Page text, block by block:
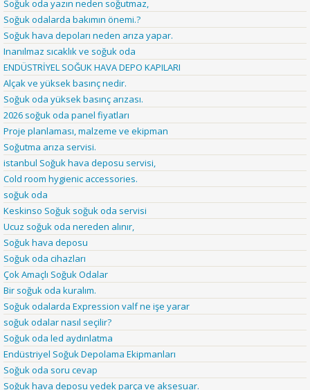
Soğuk oda yazın neden soğutmaz,
Soğuk odalarda bakımın önemi.?
Soğuk hava depoları neden arıza yapar.
Inanılmaz sıcaklık ve soğuk oda
ENDÜSTRİYEL SOĞUK HAVA DEPO KAPILARI
Alçak ve yüksek basınç nedir.
Soğuk oda yüksek basınç arızası.
2026 soğuk oda panel fiyatları
Proje planlaması, malzeme ve ekipman
Soğutma arıza servisi.
istanbul Soğuk hava deposu servisi,
Cold room hygienic accessories.
soğuk oda
Keskinso Soğuk soğuk oda servisi
Ucuz soğuk oda nereden alınır,
Soğuk hava deposu
Soğuk oda cihazları
Çok Amaçlı Soğuk Odalar
Bir soğuk oda kuralım.
Soğuk odalarda Expression valf ne işe yarar
soğuk odalar nasıl seçilir?
Soğuk oda led aydınlatma
Endüstriyel Soğuk Depolama Ekipmanları
Soğuk oda soru cevap
Soğuk hava deposu yedek parça ve aksesuar.